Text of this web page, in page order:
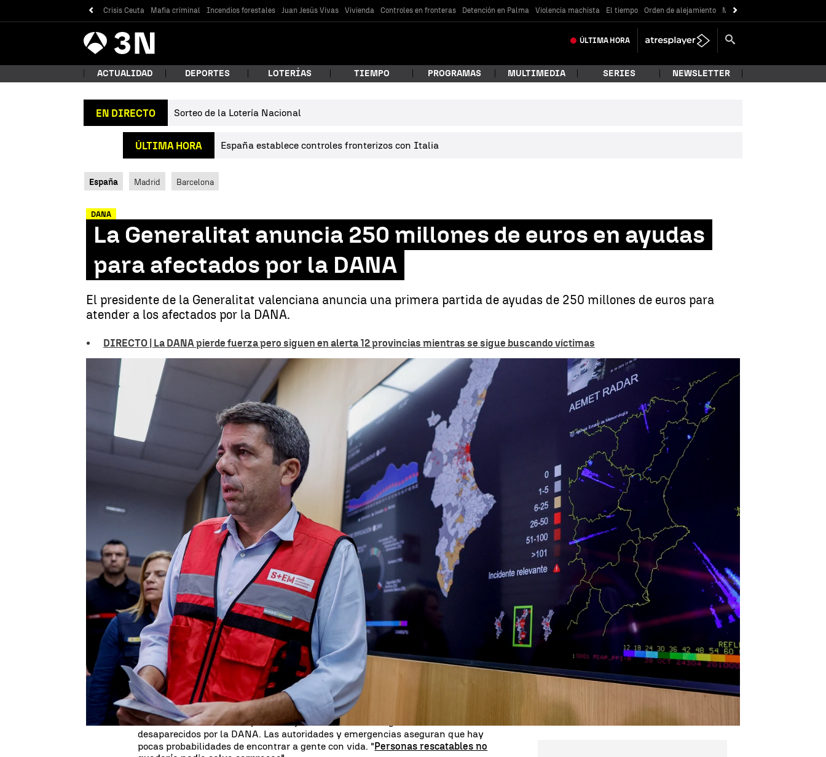
Crisis Ceuta Mafia criminal Incendios forestales Juan Jesús Vivas Vivienda Controles en fronteras Detención en Palma Violencia machista El tiempo Orden de alejamiento Messi
Antena
3 Noticias ÚLTIMA HORA
¿Qué estás buscando?
Buscar
ACTUALIDAD DEPORTES LOTERÍAS TIEMPO PROGRAMAS MULTIMEDIA SERIES NEWSLETTER
EN DIRECTO Sorteo de la Lotería Nacional
ÚLTIMA HORA España establece controles fronterizos con Italia
España Madrid Barcelona
DANA
La Generalitat anuncia 250 millones de euros en ayudas
para afectados por la DANA
El presidente de la Generalitat valenciana anuncia una primera partida de ayudas de 250 millones de euros para
atender a los afectados por la DANA.
DIRECTO | La DANA pierde fuerza pero siguen en alerta 12 provincias mientras se sigue buscando víctimas
Carlos Mazón anuncia ayudas tras la DANA |
Rosario Miñano
Actualizado:31 de octubre de 2024, 10:52
Publicado:31 de octubre de 2024, 10:16
WhatsappFacebook Linkedin
El presidente de la Generalitat Valenciana, Carlos Mazón, habilita una primera
partida de ayudas de 250 millones de euros para los afectados por la DANA en la
provincia de Valencia. Se trata de una ayuda económica que podrá ser ampliable
y compatible con las ayudas de otras administraciones.
Está previsto que el Consell apruebe este primer decreto el próximo martes en el
pleno, según ha informado Carlos Mazón en la comparecencia desde el Centro de
Coordinación de Emergencias (CCE) de la Generalitat.
Mazón ha anunciado la ayuda este jueves mientras se siguen buscando a los
desaparecidos por la DANA. Las autoridades y emergencias aseguran que hay
pocas probabilidades de encontrar a gente con vida. "Personas rescatables no